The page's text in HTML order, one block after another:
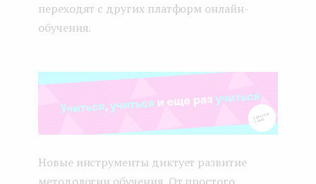
переходят с других платформ онлайн-
обучения.
Новые инструменты диктует развитие